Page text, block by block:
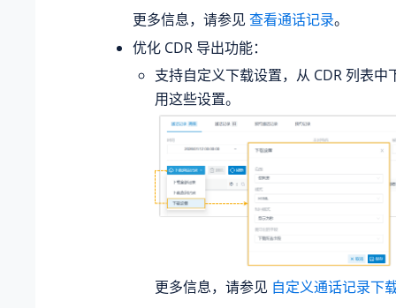
更多信息，请参见 查看通话记录。
优化 CDR 导出功能：
支持自定义下载设置，从 CDR 列表中
用这些设置。
更多信息，请参见 自定义通话记录下